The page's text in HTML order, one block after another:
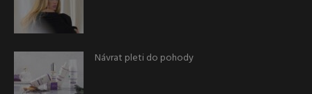
Návrat pleti do pohody